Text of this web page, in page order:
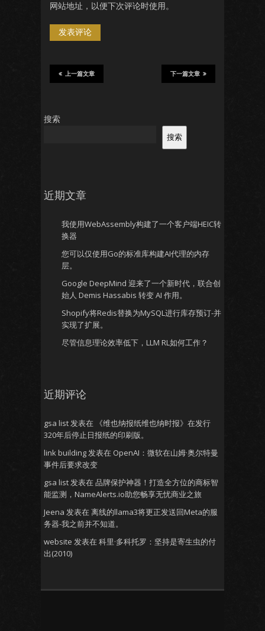
网站地址，以便下次评论时使用。
下一篇文章
上一篇文章
搜索
搜索
近期文章
我使用WebAssembly构建了一个客户端HEIC转
换器
您可以仅使用Go的标准库构建AI代理的内存
层。
Google DeepMind 迎来了一个新时代，联合创
始人 Demis Hassabis 转变 AI 作用。
Shopify将Redis替换为MySQL进行库存预订-并
实现了扩展。
尽管信息理论效率低下，LLM RL如何工作？
近期评论
gsa list发表在
《维也纳报纸维也纳时报》在发行
320年后停止日报纸的印刷版。
link building发表在 OpenAI：微软在山姆·奥尔特曼
事件后要求改变
gsa list发表在 品牌保护神器！打造全方位的商标智
能监测，NameAlerts.io助您畅享无忧商业之旅
Jeena 发表在 离线的llama3将更正发送回Meta的服
务器-我之前并不知道。
website 发表在 科里·多科托罗：坚持是寄生虫的付
出(2010)